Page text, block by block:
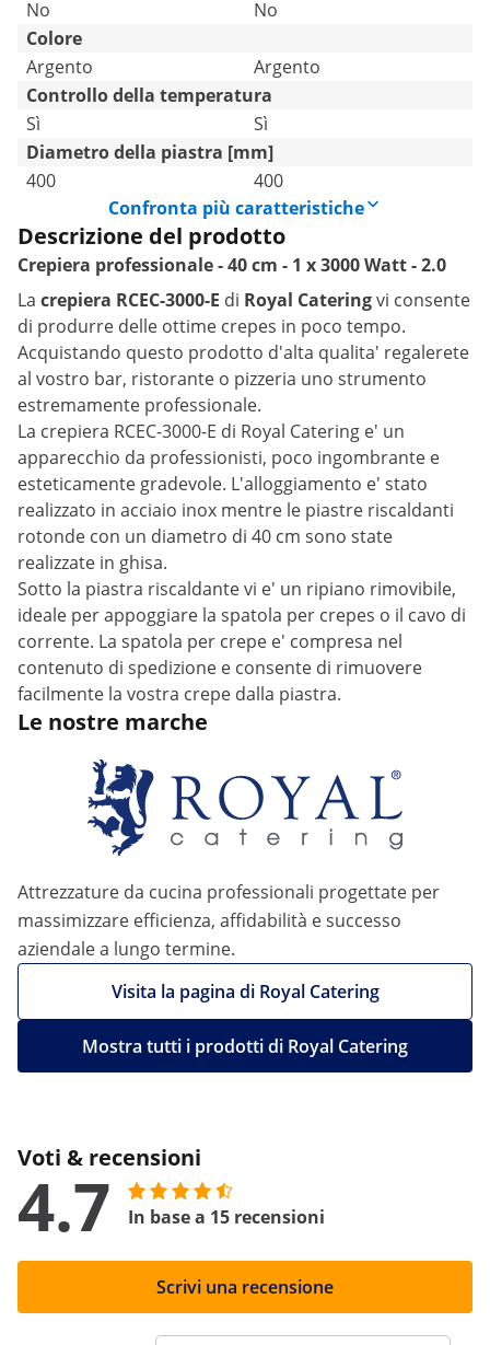
No
No
Colore
Argento
Argento
Controllo della temperatura
Sì
Sì
Diametro della piastra [mm]
400
400
Confronta più caratteristiche
Descrizione del prodotto
Crepiera professionale - 40 cm - 1 x 3000 Watt - 2.0
La crepiera RCEC-3000-E di Royal Cateringvi consente
di produrre delle ottime crepes in poco tempo.
Acquistando questo prodotto d'alta qualita' regalerete
al vostro bar, ristorante o pizzeria uno strumento
estremamente professionale.
La crepiera RCEC-3000-E di Royal Catering e' un
apparecchio da professionisti, poco ingombrante e
esteticamente gradevole. L'alloggiamento e' stato
realizzato in acciaio inox mentre le piastre riscaldanti
rotonde con un diametro di 40 cm sono state
realizzate in ghisa.
Sotto la piastra riscaldante vi e' un ripiano rimovibile,
ideale per appoggiare la spatola per crepes o il cavo di
corrente. La spatola per crepe e' compresa nel
contenuto di spedizione e consente di rimuovere
facilmente la vostra crepe dalla piastra.
Le nostre marche
Attrezzature da cucina professionali progettate per
massimizzare efficienza, affidabilità e successo
aziendale a lungo termine.
Visita la pagina di Royal Catering
Mostra tutti i prodotti di Royal Catering
Voti & recensioni
4.7 In base a 15 recensioni
Scrivi una recensione